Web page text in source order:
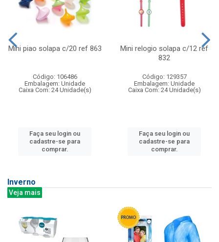
Mini piao solapa c/20 ref 863
Código: 106486
Embalagem: Unidade
Caixa Com: 24 Unidade(s)
Faça seu login ou
cadastre-se para
comprar.
Mini relogio solapa c/12 ref
832
Código: 129357
Embalagem: Unidade
Caixa Com: 24 Unidade(s)
Faça seu login ou
cadastre-se para
comprar.
Inverno
Veja mais